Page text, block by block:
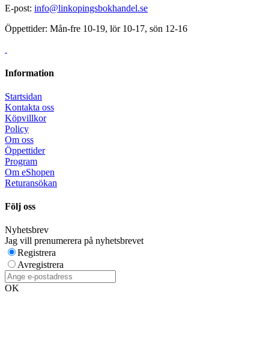
E-post: info@linkopingsbokhandel.se
Öppettider: Mån-fre 10-19, lör 10-17, sön 12-16
Information
Startsidan
Kontakta oss
Köpvillkor
Policy
Om oss
Öppettider
Program
Om eShopen
Returansökan
Följ oss
Nyhetsbrev
Jag vill prenumerera på nyhetsbrevet
Registrera
Avregistrera
OK